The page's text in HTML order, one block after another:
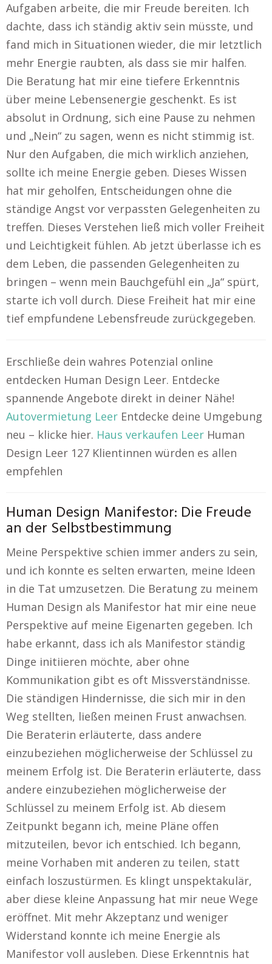
Aufgaben arbeite, die mir Freude bereiten. Ich
dachte, dass ich ständig aktiv sein müsste, und
fand mich in Situationen wieder, die mir letztlich
mehr Energie raubten, als dass sie mir halfen.
Die Beratung hat mir eine tiefere Erkenntnis
über meine Lebensenergie geschenkt. Es ist
absolut in Ordnung, sich eine Pause zu nehmen
und „Nein“ zu sagen, wenn es nicht stimmig ist.
Nur den Aufgaben, die mich wirklich anziehen,
sollte ich meine Energie geben. Dieses Wissen
hat mir geholfen, Entscheidungen ohne die
ständige Angst vor verpassten Gelegenheiten zu
treffen. Dieses Verstehen ließ mich voller Freiheit
und Leichtigkeit fühlen. Ab jetzt überlasse ich es
dem Leben, die passenden Gelegenheiten zu
bringen – wenn mein Bauchgefühl ein „Ja“ spürt,
starte ich voll durch. Diese Freiheit hat mir eine
tief empfundene Lebensfreude zurückgegeben.
Erschließe dein wahres Potenzial online
entdecken Human Design Leer. Entdecke
spannende Angebote direkt in deiner Nähe!
Autovermietung Leer Entdecke deine Umgebung
neu – klicke hier. Haus verkaufen Leer Human
Design Leer 127 Klientinnen würden es allen
empfehlen
Human Design Manifestor: Die Freude
an der Selbstbestimmung
Meine Perspektive schien immer anders zu sein,
und ich konnte es selten erwarten, meine Ideen
in die Tat umzusetzen. Die Beratung zu meinem
Human Design als Manifestor hat mir eine neue
Perspektive auf meine Eigenarten gegeben. Ich
habe erkannt, dass ich als Manifestor ständig
Dinge initiieren möchte, aber ohne
Kommunikation gibt es oft Missverständnisse.
Die ständigen Hindernisse, die sich mir in den
Weg stellten, ließen meinen Frust anwachsen.
Die Beraterin erläuterte, dass andere
einzubeziehen möglicherweise der Schlüssel zu
meinem Erfolg ist. Die Beraterin erläuterte, dass
andere einzubeziehen möglicherweise der
Schlüssel zu meinem Erfolg ist. Ab diesem
Zeitpunkt begann ich, meine Pläne offen
mitzuteilen, bevor ich entschied. Ich begann,
meine Vorhaben mit anderen zu teilen, statt
einfach loszustürmen. Es klingt unspektakulär,
aber diese kleine Anpassung hat mir neue Wege
eröffnet. Mit mehr Akzeptanz und weniger
Widerstand konnte ich meine Energie als
Manifestor voll ausleben. Diese Erkenntnis hat